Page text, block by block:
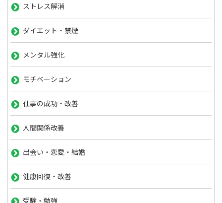
ストレス解消
ダイエット・禁煙
メンタル強化
モチベーション
仕事の成功・改善
人間関係改善
出会い・恋愛・結婚
健康回復・改善
受験・勉強